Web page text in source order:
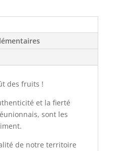
des fruits !
et la fierté
sont les
de notre territoire